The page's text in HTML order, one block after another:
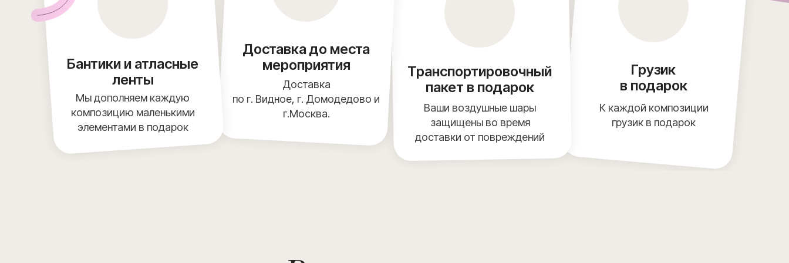
К каждой композиции
грузик в подарок
Грузик
в подарок
Ваши воздушные шары
защищены во время
доставки от повреждений
Транспортировочный
пакет в подарок
Доставка
по г. Видное, г. Домодедово и
г.Москва.
Доставка до места
мероприятия
Мы дополняем каждую
композицию маленькими
элементами в подарок
Бантики и атласные
ленты